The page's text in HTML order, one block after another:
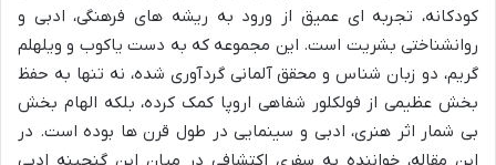
کودکانه، تجربه ای عمیق از ورود به ریشه های فرهنگی، ادبی و
روانشناختی بشریت است. این مجموعه که به دست یاکوب و ویلهلم
گریم، دو زبان شناس و محقق آلمانی گردآوری شده، نه تنها به حفظ
بخش عظیمی از فولکلور شفاهی اروپا کمک کرده، بلکه الهام بخش
بی شمار اثر هنری، ادبی و سینمایی در طول قرن ها بوده است. در
این مقاله، خواننده به سفری اکتشافی در میان این گنجینه ادبی